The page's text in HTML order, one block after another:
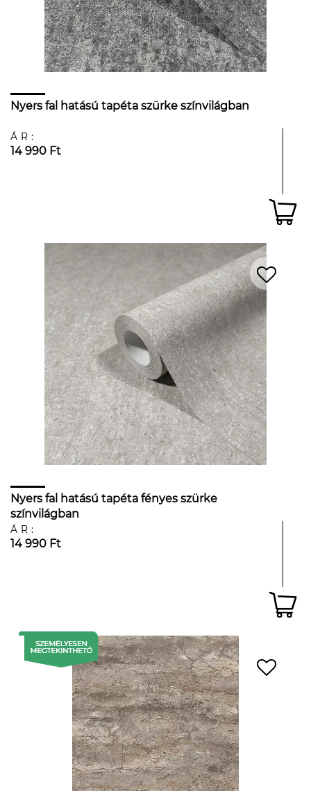
Nyers fal hatású tapéta szürke színvilágban
ÁR:
14 990 Ft
Nyers fal hatású tapéta fényes szürke
színvilágban
ÁR:
14 990 Ft